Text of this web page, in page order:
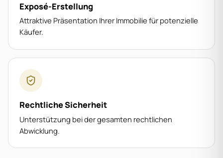
Exposé-Erstellung
Attraktive Präsentation Ihrer Immobilie für potenzielle
Käufer.
Rechtliche Sicherheit
Unterstützung bei der gesamten rechtlichen
Abwicklung.